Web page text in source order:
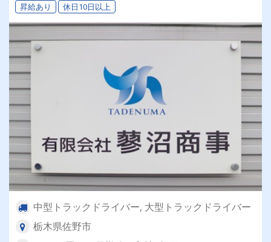
昇給あり 休日10日以上
中型トラックドライバー, 大型トラックドライバー
栃木県佐野市